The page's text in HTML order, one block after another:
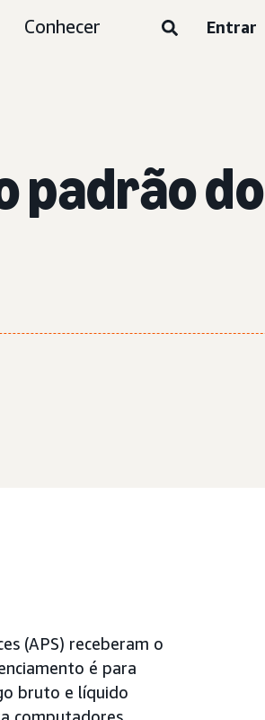
Conhecer Entrar
padrão do
(APS) receberam o
é para
bruto e líquido